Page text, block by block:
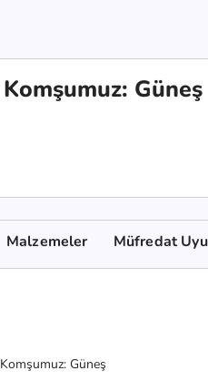
Güneş
Malzemeler Müfredat
Güneş